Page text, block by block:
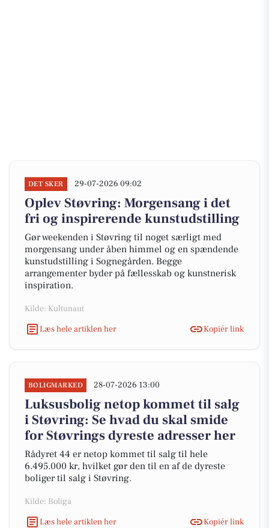
DET SKER 29-07-2026 09:02
Oplev Støvring: Morgensang i det
fri og inspirerende kunstudstilling
Gør weekenden i Støvring til noget særligt med
morgensang under åben himmel og en spændende
kunstudstilling i Sognegården. Begge
arrangementer byder på fællesskab og kunstnerisk
inspiration.
Kilde: Kultunaut
Læs hele artiklen her
Kopiér link
BOLIGMARKED 28-07-2026 13:00
Luksusbolig netop kommet til salg
i Støvring: Se hvad du skal smide
for Støvrings dyreste adresser her
Rådyret 44 er netop kommet til salg til hele
6.495.000 kr, hvilket gør den til en af de dyreste
boliger til salg i Støvring.
Kilde: Boliga
Læs hele artiklen her
Kopiér link